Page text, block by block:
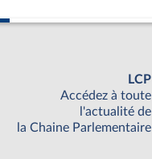
LCP
Accédez à toute
l'actualité de
la Chaine Parlementaire